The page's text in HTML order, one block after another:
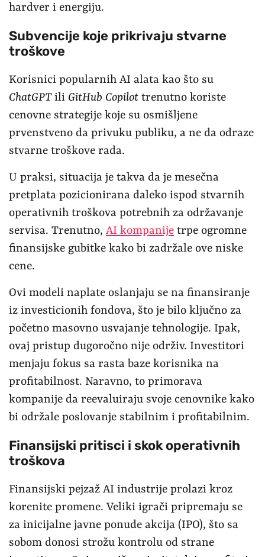
hardver i energiju.
Subvencije koje prikrivaju stvarne
troškove
Korisnici popularnih AI alata kao što su
ChatGPTili GitHub Copilot trenutno koriste
cenovne strategije koje su osmišljene
prvenstveno da privuku publiku, a ne da odraze
stvarne troškove rada.
U praksi, situacija je takva da je mesečna
pretplata pozicionirana daleko ispod stvarnih
operativnih troškova potrebnih za održavanje
servisa. Trenutno, AI kompanije trpe ogromne
finansijske gubitke kako bi zadržale ove niske
cene.
Ovi modeli naplate oslanjaju se na finansiranje
iz investicionih fondova, što je bilo ključno za
početno masovno usvajanje tehnologije. Ipak,
ovaj pristup dugoročno nije održiv. Investitori
menjaju fokus sa rasta baze korisnika na
profitabilnost. Naravno, to primorava
kompanije da reevaluiraju svoje cenovnike kako
bi održale poslovanje stabilnim i profitabilnim.
Finansijski pritisci i skok operativnih
troškova
Finansijski pejzaž AI industrije prolazi kroz
korenite promene. Veliki igrači pripremaju se
za inicijalne javne ponude akcija (IPO), što sa
sobom donosi strožu kontrolu od strane